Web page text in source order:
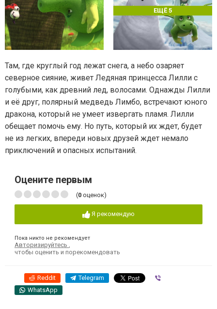
ЕЩЁ 5
Там, где круглый год лежат снега, а небо озаряет
северное сияние, живет Ледяная принцесса Лилли с
голубыми, как древний лед, волосами. Однажды Лилли
и её друг, полярный медведь Лимбо, встречают юного
дракона, который не умеет извергать пламя. Лилли
обещает помочь ему. Но путь, который их ждет, будет
не из легких, впереди новых друзей ждет немало
приключений и опасных испытаний.
Оцените первым
(0 оценок)
Я рекомендую
Пока никто не рекомендует
Авторизируйтесь
чтобы оценить и порекомендовать
Reddit Telegram
WhatsApp